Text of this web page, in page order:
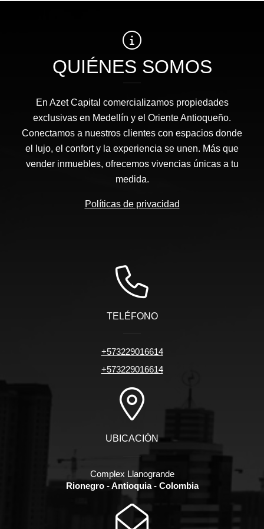
QUIÉNES SOMOS
En Azet Capital comercializamos propiedades
exclusivas en Medellín y el Oriente Antioqueño.
Conectamos a nuestros clientes con espacios donde
el lujo, el confort y la experiencia se unen. Más que
vender inmuebles, ofrecemos vivencias únicas a tu
medida.
Políticas de privacidad
TELÉFONO
+573229016614
+573229016614
UBICACIÓN
Complex Llanogrande
Rionegro - Antioquia - Colombia